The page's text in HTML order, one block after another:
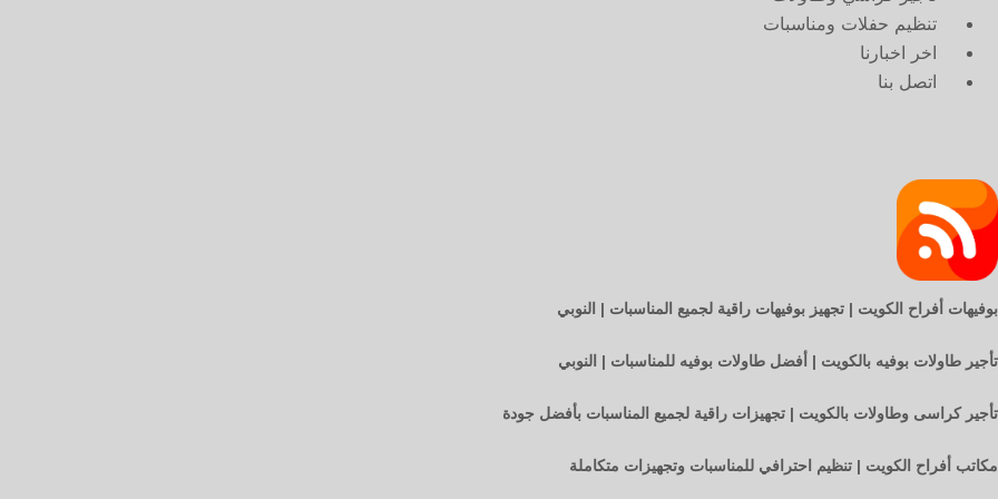
تنظيم حفلات ومناسبات
اخر اخبارنا
اتصل بنا
بوفيهات أفراح الكويت | تجهيز بوفيهات راقية لجميع المناسبات | النوبي
تأجير طاولات بوفيه بالكويت | أفضل طاولات بوفيه للمناسبات | النوبي
تأجير كراسى وطاولات بالكويت | تجهيزات راقية لجميع المناسبات بأفضل جودة
مكاتب أفراح الكويت | تنظيم احترافي للمناسبات وتجهيزات متكاملة